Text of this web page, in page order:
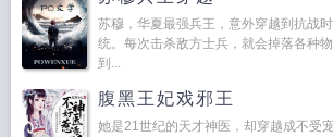
苏穆，华夏最强兵王，意外穿越到抗战
统。每次击杀敌方士兵，就会掉落各种
到...
腹黑王妃戏邪王
她是21世纪的天才神医，却穿越成不受